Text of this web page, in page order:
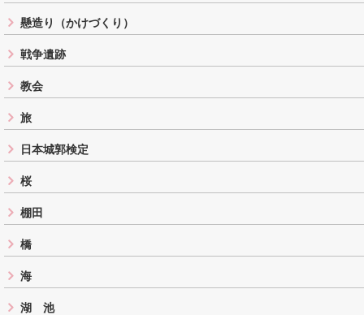
懸造り（かけづくり）
戦争遺跡
教会
旅
日本城郭検定
桜
棚田
橋
海
湖 池